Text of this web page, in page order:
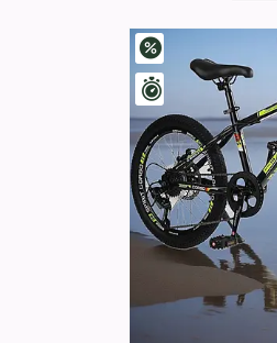
Залишилось 4